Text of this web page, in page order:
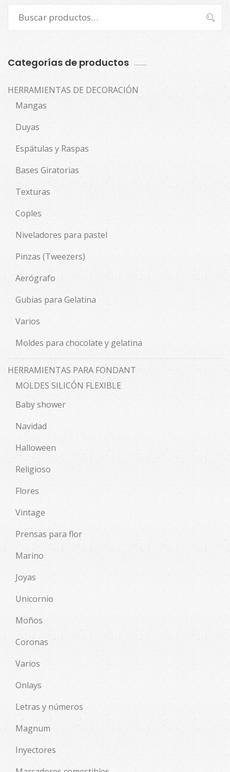
por:
Buscar
Categorías de productos
HERRAMIENTAS DE DECORACIÓN
Mangas
Duyas
Espátulas y Raspas
Bases Giratorias
Texturas
Coples
Niveladores para pastel
Pinzas (Tweezers)
Aerógrafo
Gubias para Gelatina
Varios
Moldes para chocolate y gelatina
HERRAMIENTAS PARA FONDANT
MOLDES SILICÓN FLEXIBLE
Baby shower
Navidad
Halloween
Religioso
Flores
Vintage
Prensas para flor
Marino
Joyas
Unicornio
Moños
Coronas
Varios
Onlays
Letras y números
Magnum
Inyectores